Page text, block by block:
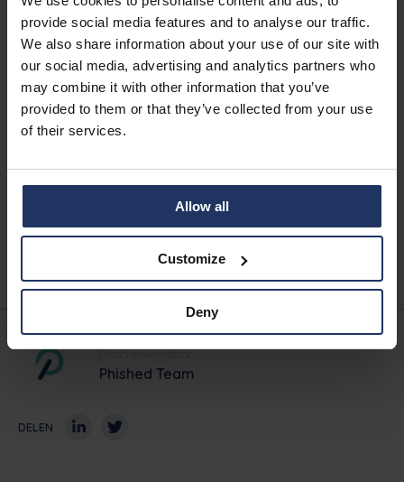
provide social media features and to analyse our traffic.
We also share information about your use of our site with
our social media, advertising and analytics partners who
may combine it with other information that you’ve
provided to them or that they’ve collected from your use
of their services.
Allow all
Customize
Deny
“Phished was meteen bereid ons te helpen en samen
konden we de klant ervan overtuigen dat een constante
training meer zou opleveren dan enkele georganiseerde
single shots. Een grote, logge organisatie was zodanig
overtuigd dat ze bereid was haar volledige plan te
hertekenen om het mogelijk te maken. Phished heeft
Vraag een demo
Geschreven door
Phished Team
DELEN